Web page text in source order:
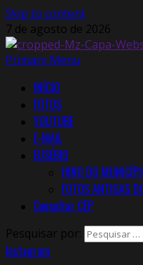
Skip to content
7 de agosto de 2026
Primary Menu
INÍCIO
FOTOS
YOUTUBE
E-MAIL
EUSÉBIO
HINO DO
FOTOS ANTIGAS
Consultar CEP
Pesquisar por:
Instagram